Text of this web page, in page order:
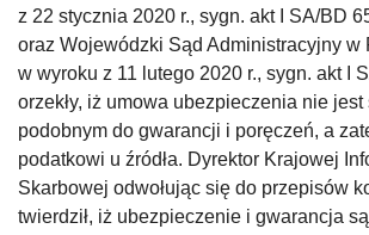
z 22 stycznia 2020 r., sygn. akt I SA/BD
oraz Wojewódzki Sąd Administracyjny w
w wyroku z 11 lutego 2020 r., sygn. akt I
orzekły, iż umowa ubezpieczenia nie
podobnym do gwarancji i poręczeń, a
podatkowi u źródła. Dyrektor Krajowej
Skarbowej odwołując się do przepisów
twierdził, iż ubezpieczenie i gwarancja